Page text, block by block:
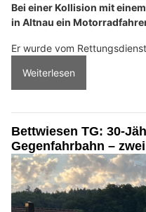
Bei einer Kollision mit
in Altnau ein
Er wurde vom
Weiterlesen
Bettwiesen TG: 30-
Gegenfahrbahn –